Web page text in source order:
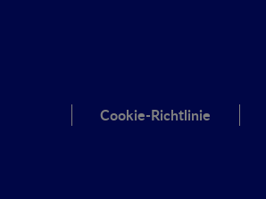
Cookie-Richtlinie